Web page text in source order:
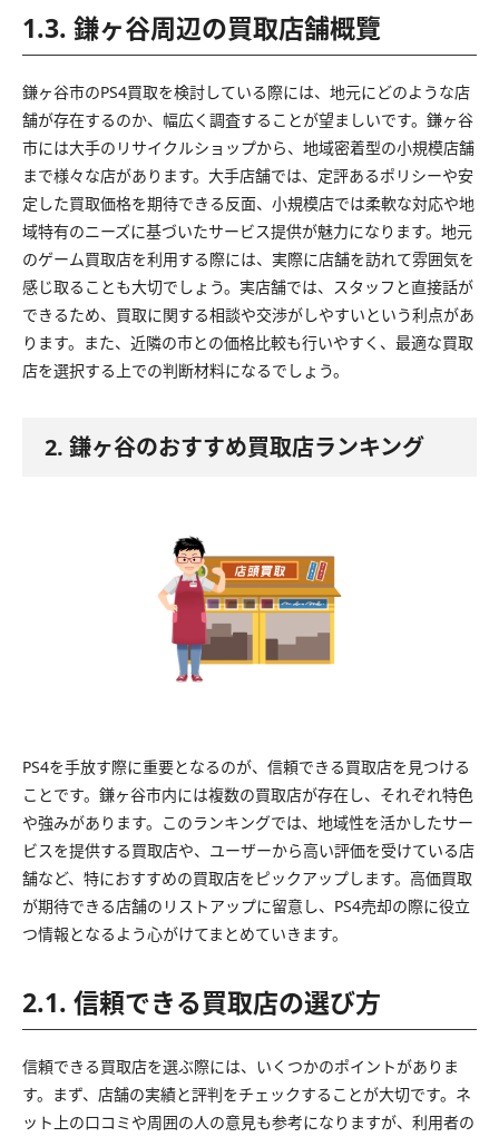
1.3. 鎌ヶ谷周辺の買取店舗概覽
鎌ヶ谷市のPS4買取を検討している際には、地元にどのような店
舗が存在するのか、幅広く調査することが望ましいです。鎌ヶ谷
市には大手のリサイクルショップから、地域密着型の小規模店舗
まで様々な店があります。大手店舗では、定評あるポリシーや安
定した買取価格を期待できる反面、小規模店では柔軟な対応や地
域特有のニーズに基づいたサービス提供が魅力になります。地元
のゲーム買取店を利用する際には、実際に店舗を訪れて雰囲気を
感じ取ることも大切でしょう。実店舗では、スタッフと直接話が
できるため、買取に関する相談や交渉がしやすいという利点があ
ります。また、近隣の市との価格比較も行いやすく、最適な買取
店を選択する上での判断材料になるでしょう。
2. 鎌ヶ谷のおすすめ買取店ランキング
PS4を手放す際に重要となるのが、信頼できる買取店を見つける
ことです。鎌ヶ谷市内には複数の買取店が存在し、それぞれ特色
や強みがあります。このランキングでは、地域性を活かしたサー
ビスを提供する買取店や、ユーザーから高い評価を受けている店
舗など、特におすすめの買取店をピックアップします。高価買取
が期待できる店舗のリストアップに留意し、PS4売却の際に役立
つ情報となるよう心がけてまとめていきます。
2.1. 信頼できる買取店の選び方
信頼できる買取店を選ぶ際には、いくつかのポイントがありま
す。まず、店舗の実績と評判をチェックすることが大切です。ネ
ット上の口コミや周囲の人の意見も参考になりますが、利用者の